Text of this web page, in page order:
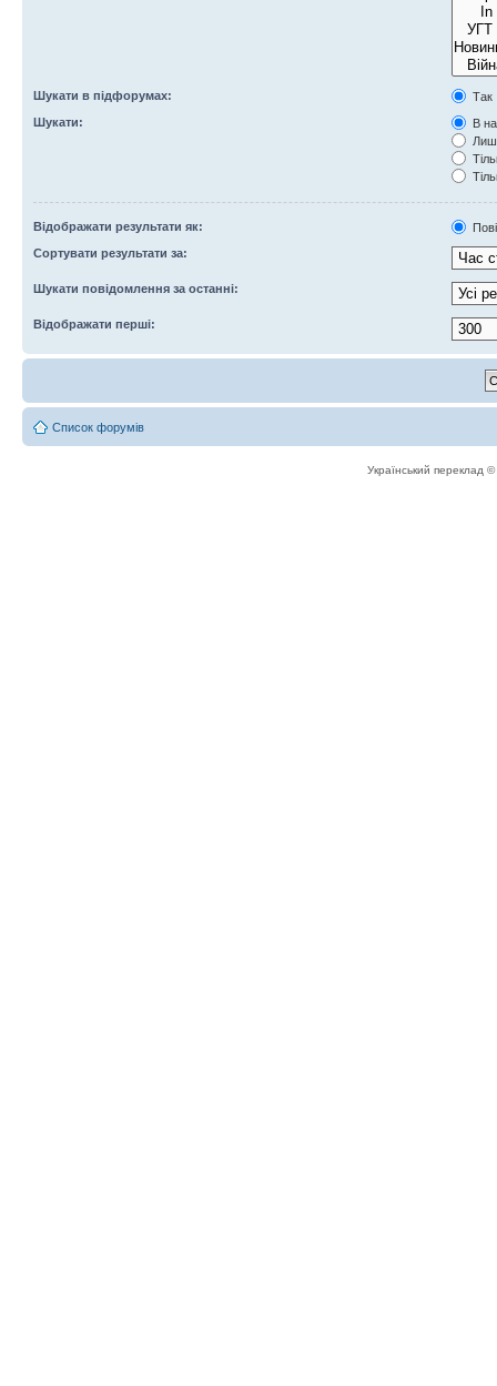
Шукати в підфорумах:
Так
Шукати:
В
Відображати результати як:
Сортувати результати за:
Шукати повідомлення за останні:
Відображати перші:
Список форумів
Український переклад